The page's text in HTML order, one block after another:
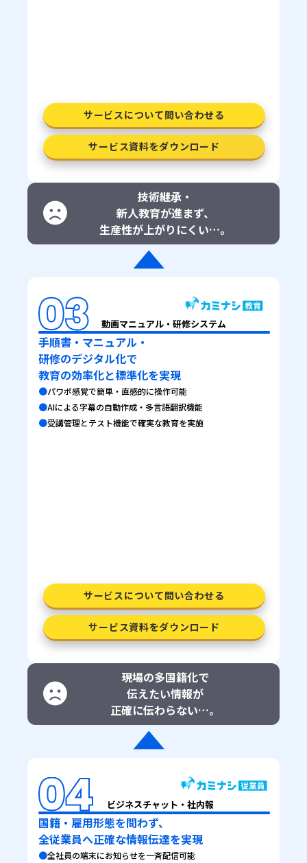
サービスについて問い合わせる
サービス資料をダウンロード
技術継承・
新人教育が進まず、
生産性が上がりにくい…。
動画マニュアル・研修システム
手順書・マニュアル・
研修のデジタル化で
教育の効率化と標準化を実現
●パワポ感覚で簡単・直感的に操作可能
●AIによる字幕の自動作成・多言語翻訳機能
●受講管理とテスト機能で確実な教育を実施
サービスについて問い合わせる
サービス資料をダウンロード
現場の多国籍化で
伝えたい情報が
正確に伝わらない…。
ビジネスチャット・社内報
国籍・雇用形態を問わず、
全従業員へ正確な情報伝達を実現
●全社員の端末にお知らせを一斉配信可能